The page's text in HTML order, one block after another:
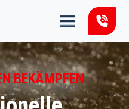
BEKÄMPFEN